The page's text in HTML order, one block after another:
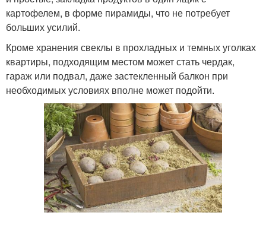
картофелем, в форме пирамиды, что не потребует
больших усилий.
Кроме хранения свеклы в прохладных и темных уголках
квартиры, подходящим местом может стать чердак,
гараж или подвал, даже застекленный балкон при
необходимых условиях вполне может подойти.